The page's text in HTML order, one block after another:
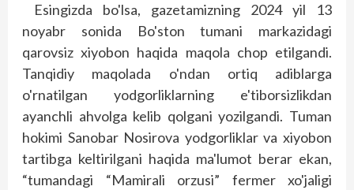
Esingizda bo'lsa, gazetamizning 2024 yil 13
noyabr sonida Bo'ston tumani markazidagi
qarovsiz xiyobon haqida maqola chop etilgandi.
Tanqidiy maqolada o'ndan ortiq adiblarga
o'rnatilgan yodgorliklarning e'tiborsizlikdan
ayanchli ahvolga kelib qolgani yozilgandi. Tuman
hokimi Sanobar Nosirova yodgorliklar va xiyobon
tartibga keltirilgani haqida ma'lumot berar ekan,
“tumandagi “Mamirali orzusi” fermer xo'jaligi